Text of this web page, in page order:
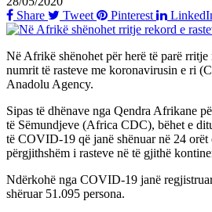
Share
Tweet Pinterest
Në Afrikë shënohet për herë të parë
numrit të rasteve me koronavirusin e ri
Anadolu Agency.
Sipas të dhënave nga Qendra Afrikane
të Sëmundjeve (Africa CDC), bëhet e
të COVID-19 që janë shënuar në 24
përgjithshëm i rasteve në të gjithë
Ndërkohë nga COVID-19 janë
shëruar 51.095 persona.